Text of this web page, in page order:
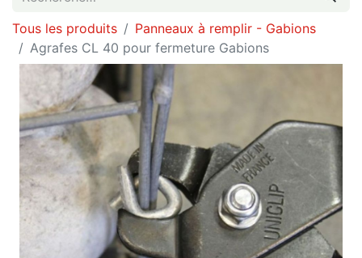
Tous les produits
Panneaux à remplir - Gabions
Agrafes CL 40 pour fermeture Gabions